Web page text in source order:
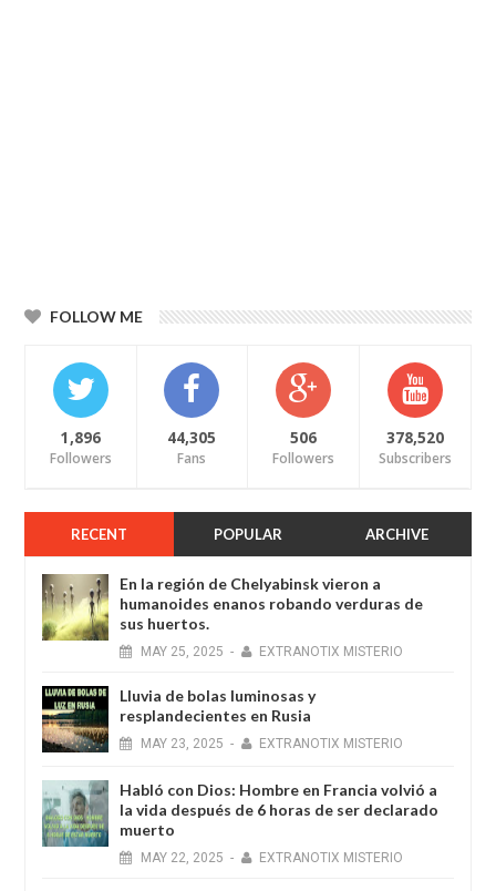
FOLLOW ME
1,896
Followers
44,305
Fans
506
Followers
378,520
Subscribers
RECENT POPULAR ARCHIVE
En la región de Chelyabinsk vieron a
humanoides enanos robando verduras de
sus huertos.
MAY 25, 2025 - EXTRANOTIX MISTERIO
Lluvia de bolas luminosas y
resplandecientes en Rusia
MAY 23, 2025 - EXTRANOTIX MISTERIO
Habló con Dios: Hombre en Francia volvió a
la vida después de 6 horas de ser declarado
muerto
MAY 22, 2025 - EXTRANOTIX MISTERIO